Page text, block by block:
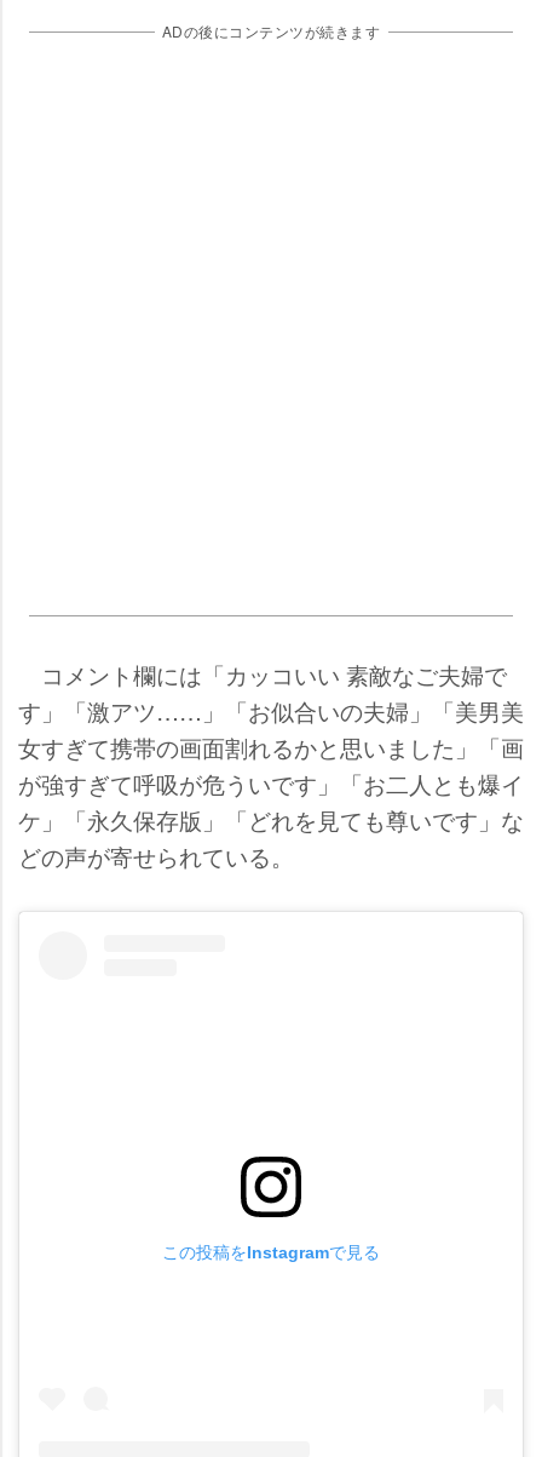
ADの後にコンテンツが続きます
コメント欄には「カッコいい 素敵なご夫婦で
す」「激アツ……」「お似合いの夫婦」「美男美
女すぎて携帯の画面割れるかと思いました」「画
が強すぎて呼吸が危ういです」「お二人とも爆イ
ケ」「永久保存版」「どれを見ても尊いです」な
どの声が寄せられている。
この投稿をInstagramで見る